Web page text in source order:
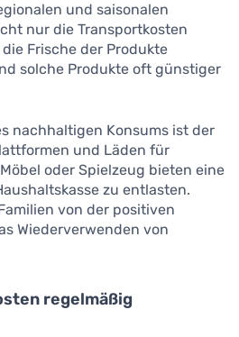
und saisonalen
nur die Transportkosten
Frische der Produkte
solche Produkte oft günstiger
nachhaltigen Konsums ist der
und Läden für
oder Spielzeug bieten eine
zu entlasten.
von der positiven
Wiederverwenden von
regelmäßig